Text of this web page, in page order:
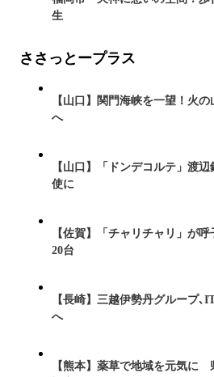
生
ささっとープラス
【山口】関門海峡を一望！火
へ
【山口】「ドンデコルテ」渡
使に
【佐賀】「チャリチャリ」が
20台
【長崎】三越伊勢丹グループ､
へ
【熊本】薬草で地域を元気に